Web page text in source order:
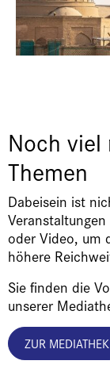
Noch
Themen
Dabeisein ist
oder Video, um
höhere
Sie finden die
unserer
ZUR MEDIATHEK